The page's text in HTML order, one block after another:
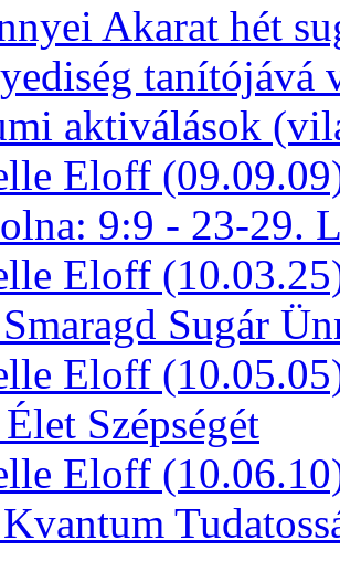
Akarat hét
tanítójává
aktiválások
Eloff
9:9 - 23-29.
Eloff
Sugár
Eloff
Szépségét
Eloff